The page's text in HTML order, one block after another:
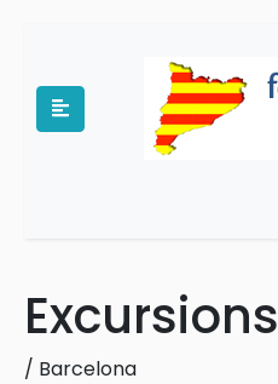
Excursions
/ Barcelona